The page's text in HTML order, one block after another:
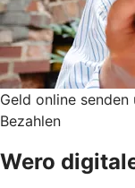
Geld online
Bezahlen
Wero